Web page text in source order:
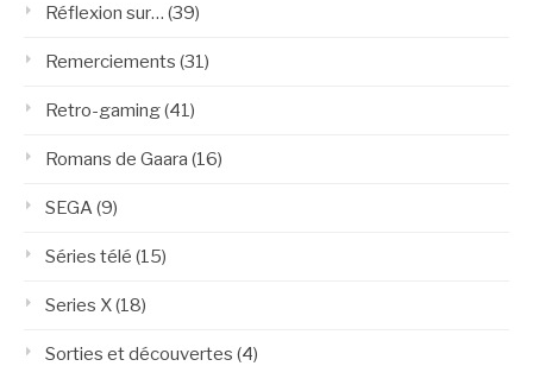
Réflexion sur… (39)
Remerciements (31)
Retro-gaming(41)
Romans de Gaara (16)
SEGA(9)
Séries télé (15)
Series X(18)
Sorties et découvertes (4)